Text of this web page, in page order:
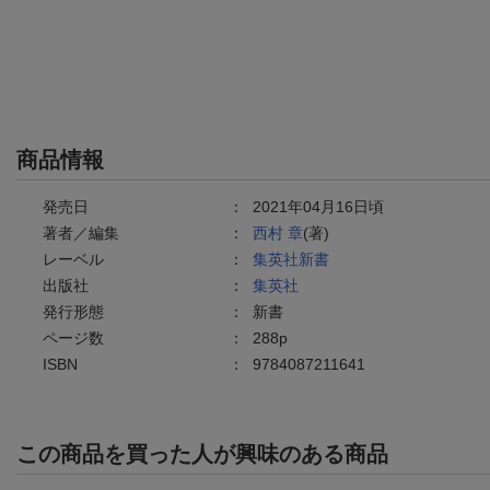
商品情報
発売日 ： 2021年04月16日頃
著者／編集
： 西村 章(著)
レーベル
： 集英社新書
出版社
： 集英社
発行形態
： 新書
ページ数
： 288p
ISBN
： 9784087211641
この商品を買った人が興味のある商品